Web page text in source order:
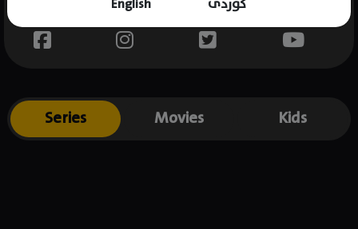
English کوردی
Place of birth : Iran
Series Movies Kids